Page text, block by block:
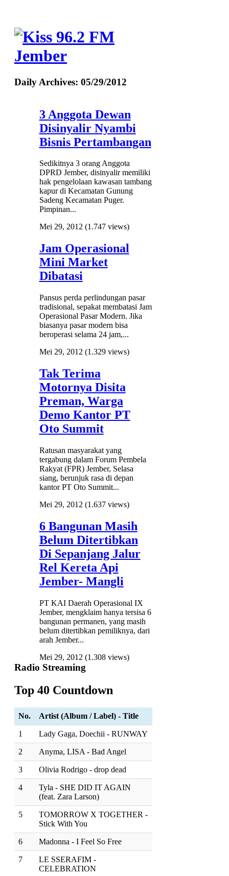
Daily Archives: 05/29/2012
3 Anggota Dewan
Disinyalir Nyambi
Bisnis Pertambangan
Sedikitnya 3 orang Anggota
DPRD Jember, disinyalir memiliki
hak pengelolaan kawasan tambang
kapur di Kecamatan Gunung
Sadeng Kecamatan Puger.
Pimpinan...
Mei 29, 2012(1.747 views)
Jam Operasional
Mini Market
Dibatasi
Pansus perda perlindungan pasar
tradisional, sepakat membatasi Jam
Operasional Pasar Modern. Jika
biasanya pasar modern bisa
beroperasi selama 24 jam,...
Mei 29, 2012 (1.329 views)
Tak Terima
Motornya Disita
Preman, Warga
Demo Kantor PT
Oto Summit
Ratusan masyarakat yang
tergabung dalam Forum Pembela
Rakyat (FPR) Jember, Selasa
siang, berunjuk rasa di depan
kantor PT Oto Summit...
Mei 29, 2012 (1.637 views)
6 Bangunan Masih
Belum Ditertibkan
Di Sepanjang Jalur
Rel Kereta Api
Jember- Mangli
PT KAI Daerah Operasional IX
Jember, mengklaim hanya tersisa 6
bangunan permanen, yang masih
belum ditertibkan pemiliknya, dari
arah Jember...
Mei 29, 2012 (1.308 views)
Radio Streaming
Top 40 Countdown
No. Artist (Album / Label) - Title
1 Lady Gaga, Doechii - RUNWAY
2 Anyma, LISA - Bad Angel
3 Olivia Rodrigo - drop dead
4
Tyla - SHE DID IT AGAIN
(feat. Zara Larson)
5
TOMORROW X TOGETHER -
Stick With You
6 Madonna - I Feel So Free
7
LE SSERAFIM -
CELEBRATION